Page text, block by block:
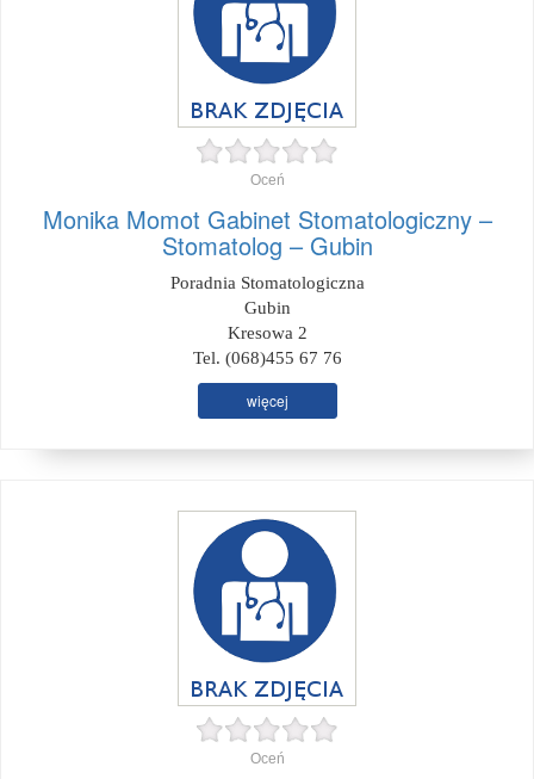
Oceń
Monika Momot Gabinet Stomatologiczny –
Stomatolog – Gubin
Poradnia Stomatologiczna
Gubin
Kresowa 2
Tel. (068)455 67 76
więcej
Oceń